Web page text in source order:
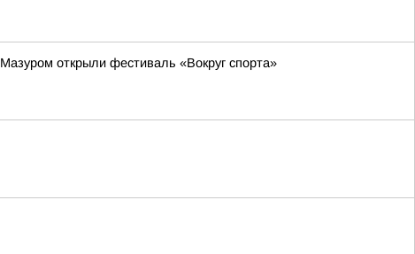
открыли фестиваль «Вокруг спорта»